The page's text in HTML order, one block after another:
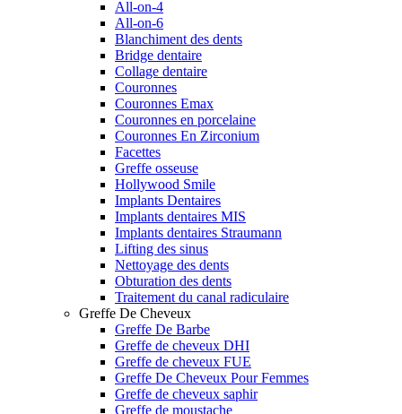
All-on-4
All-on-6
Blanchiment des dents
Bridge dentaire
Collage dentaire
Couronnes
Couronnes Emax
Couronnes en porcelaine
Couronnes En Zirconium
Facettes
Greffe osseuse
Hollywood Smile
Implants Dentaires
Implants dentaires MIS
Implants dentaires Straumann
Lifting des sinus
Nettoyage des dents
Obturation des dents
Traitement du canal radiculaire
Greffe De Cheveux
Greffe De Barbe
Greffe de cheveux DHI
Greffe de cheveux FUE
Greffe De Cheveux Pour Femmes
Greffe de cheveux saphir
Greffe de moustache